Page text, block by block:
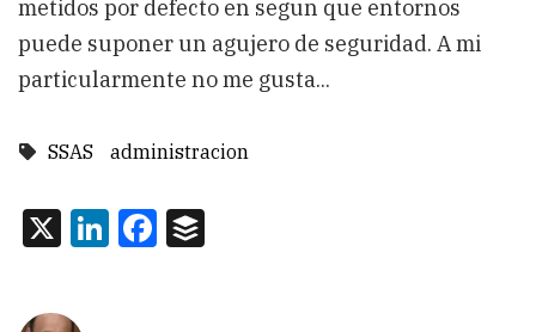
metidos por defecto en segun que entornos
puede suponer un agujero de seguridad. A mi
particularmente no me gusta...
SSAS administracion
X LinkedIn
Facebook